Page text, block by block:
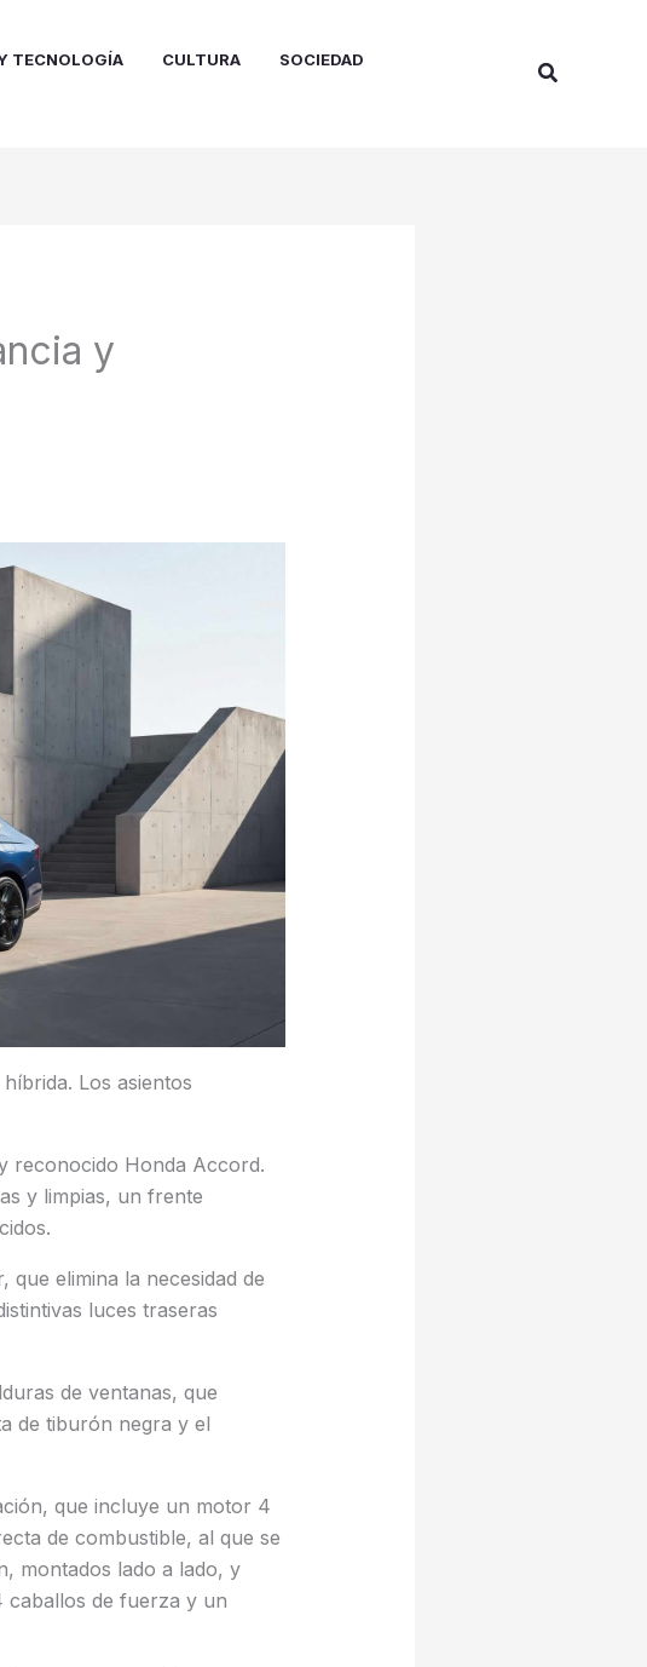
TECNOLOGÍA CULTURA
SOCIEDAD
Buscar
y
Los asientos
reconocido Honda Accord.
y limpias, un frente
elimina la necesidad de
luces traseras
de ventanas, que
de tiburón negra y el
que incluye un motor 4
de combustible, al que se
montados lado a lado, y
caballos de fuerza y un